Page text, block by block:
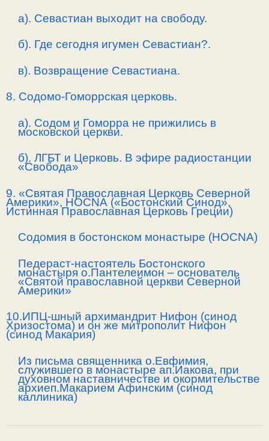
а). Севастиан выходит на свободу.
б). Где сегодня игумен Севастиан?.
в). Возвращение Севастиана.
8. Содомо-Гоморрская церковь.
а). Содом и Гоморра не прижились в
московской церкви.
б). ЛГБТ и Церковь. В эфире радиостанции
«Свобода»
9. «Святая Православная Церковь Северной
Америки», HOCNA («Бостонский Синод»,
Истинная Православная Церковь Греции)
Содомия в бостонском монастыре (HOCNA)
Педераст-настоятель Бостонского
монастыря о.Пантелеимон – основатель
«Святой православной церкви Северной
Америки»
10.ИПЦ-шный архимандрит Нифон (синод
Хризостома) и он же митрополит Нифон
(синод Макария)
Из письма священника о.Евфимия,
служившего в монастыре ап.Иакова, при
духовном наставничестве и окормительстве
архиеп.Макарием Афинским (синод
каллиника)